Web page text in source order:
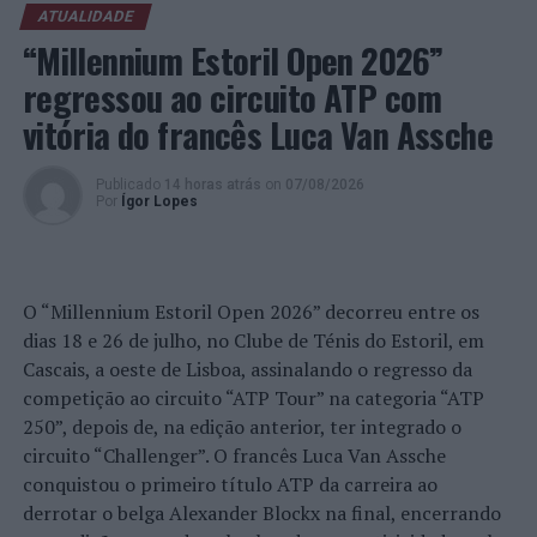
Impedir o avanço dos plásticos nos rios
Já oRiparianetvisa, através de imagens de satélite,
estudar dados ambientais e no local sobre as
ramificações e a vegetação das zonas ribeirinhas. “Vamos
procurar definir critérios para defender a biodiversidade
associada aos nossos rios, nomeadamente no Cávado,
investigador Giorgio Pace. Além da flora, será avaliada a
fauna, nomeadamente morcegos, invertebrados, insetos,
fungos, entre outros. Será ainda avaliada a capacidade
da vegetação ribeirinha para impedir o avanço dos
plásticos que ali vão surgindo. “É um problema muito
grave. Quase 80% do plástico presente nos rios acaba
nos oceanos, mas há muito mais que fica preso na
vegetação ribeirinha”, resume Giorgio Pace.
ATUALIDADE
“Millennium Estoril Open 2026”
regressou ao circuito ATP com
vitória do francês Luca Van Assche
Publicado 14 horas atrás on 07/08/2026
Por
Ígor Lopes
O “Millennium Estoril Open 2026” decorreu entre os
dias 18 e 26 de julho, no Clube de Ténis do Estoril, em
Cascais, a oeste de Lisboa, assinalando o regresso da
competição ao circuito “ATP Tour” na categoria “ATP
250”, depois de, na edição anterior, ter integrado o
circuito “Challenger”. O francês Luca Van Assche
conquistou o primeiro título ATP da carreira ao
derrotar o belga Alexander Blockx na final, encerrando